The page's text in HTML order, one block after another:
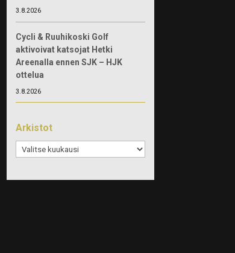
3.8.2026
Cycli & Ruuhikoski Golf
aktivoivat katsojat Hetki
Areenalla ennen SJK – HJK
ottelua
3.8.2026
Arkistot
Arkistot